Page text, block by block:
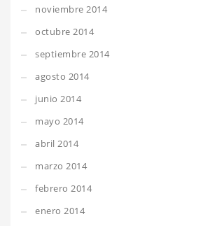
noviembre 2014
octubre 2014
septiembre 2014
agosto 2014
junio 2014
mayo 2014
abril 2014
marzo 2014
febrero 2014
enero 2014